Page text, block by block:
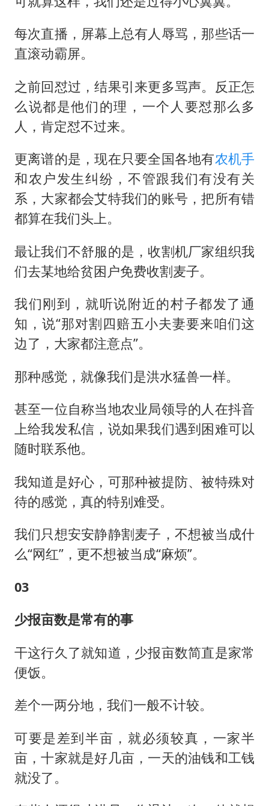
每次直播，屏幕上总有人辱骂，那些话一
直滚动霸屏。
之前回怼过，结果引来更多骂声。反正怎
么说都是他们的理，一个人要怼那么多
人，肯定怼不过来。
更离谱的是，现在只要全国各地有农机手
和农户发生纠纷，不管跟我们有没有关
系，大家都会艾特我们的账号，把所有错
都算在我们头上。
最让我们不舒服的是，收割机厂家组织我
们去某地给贫困户免费收割麦子。
我们刚到，就听说附近的村子都发了通
知，说“那对割四赔五小夫妻要来咱们这
边了，大家都注意点”。
那种感觉，就像我们是洪水猛兽一样。
甚至一位自称当地农业局领导的人在抖音
上给我发私信，说如果我们遇到困难可以
随时联系他。
我知道是好心，可那种被提防、被特殊对
待的感觉，真的特别难受。
我们只想安安静静割麦子，不想被当成什
么“网红”，更不想被当成“麻烦”。
03
少报亩数是常有的事
干这行久了就知道，少报亩数简直是家常
便饭。
差个一两分地，我们一般不计较。
可要是差到半亩，就必须较真，一家半
亩，十家就是好几亩，一天的油钱和工钱
就没了。